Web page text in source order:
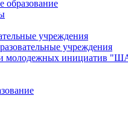
образование
учреждения
учреждения
и молодежных инициатив